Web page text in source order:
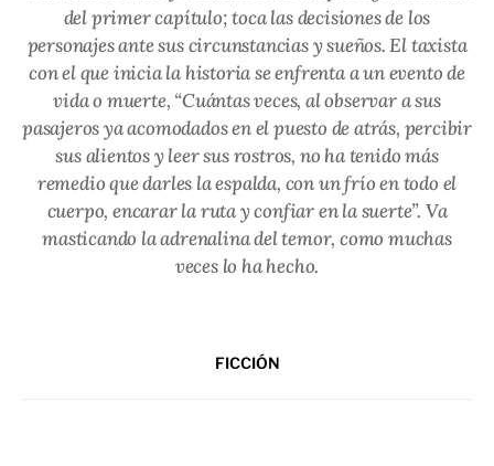
del primer capítulo; toca las decisiones de los
personajes ante sus circunstancias y sueños. El taxista
con el que inicia la historia se enfrenta a un evento de
vida o muerte, “Cuántas veces, al observar a sus
pasajeros ya acomodados en el puesto de atrás, percibir
sus alientos y leer sus rostros, no ha tenido más
remedio que darles la espalda, con un frío en todo el
cuerpo, encarar la ruta y confiar en la suerte”. Va
masticando la adrenalina del temor, como muchas
veces lo ha hecho.
FICCIÓN